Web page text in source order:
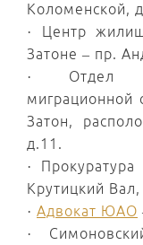
Коломенской,
· Центр
Затоне – пр.
· Отдел
миграционной
Затон,
д.11.
·
Крутицкий
· Адвокат ЮАО
·